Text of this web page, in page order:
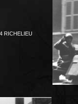
RICHELIEU